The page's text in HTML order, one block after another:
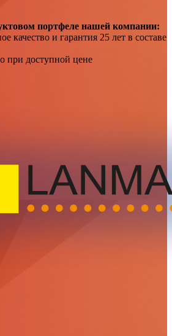
портфеле нашей компании:
качество и гарантия 25 лет в составе
при доступной цене